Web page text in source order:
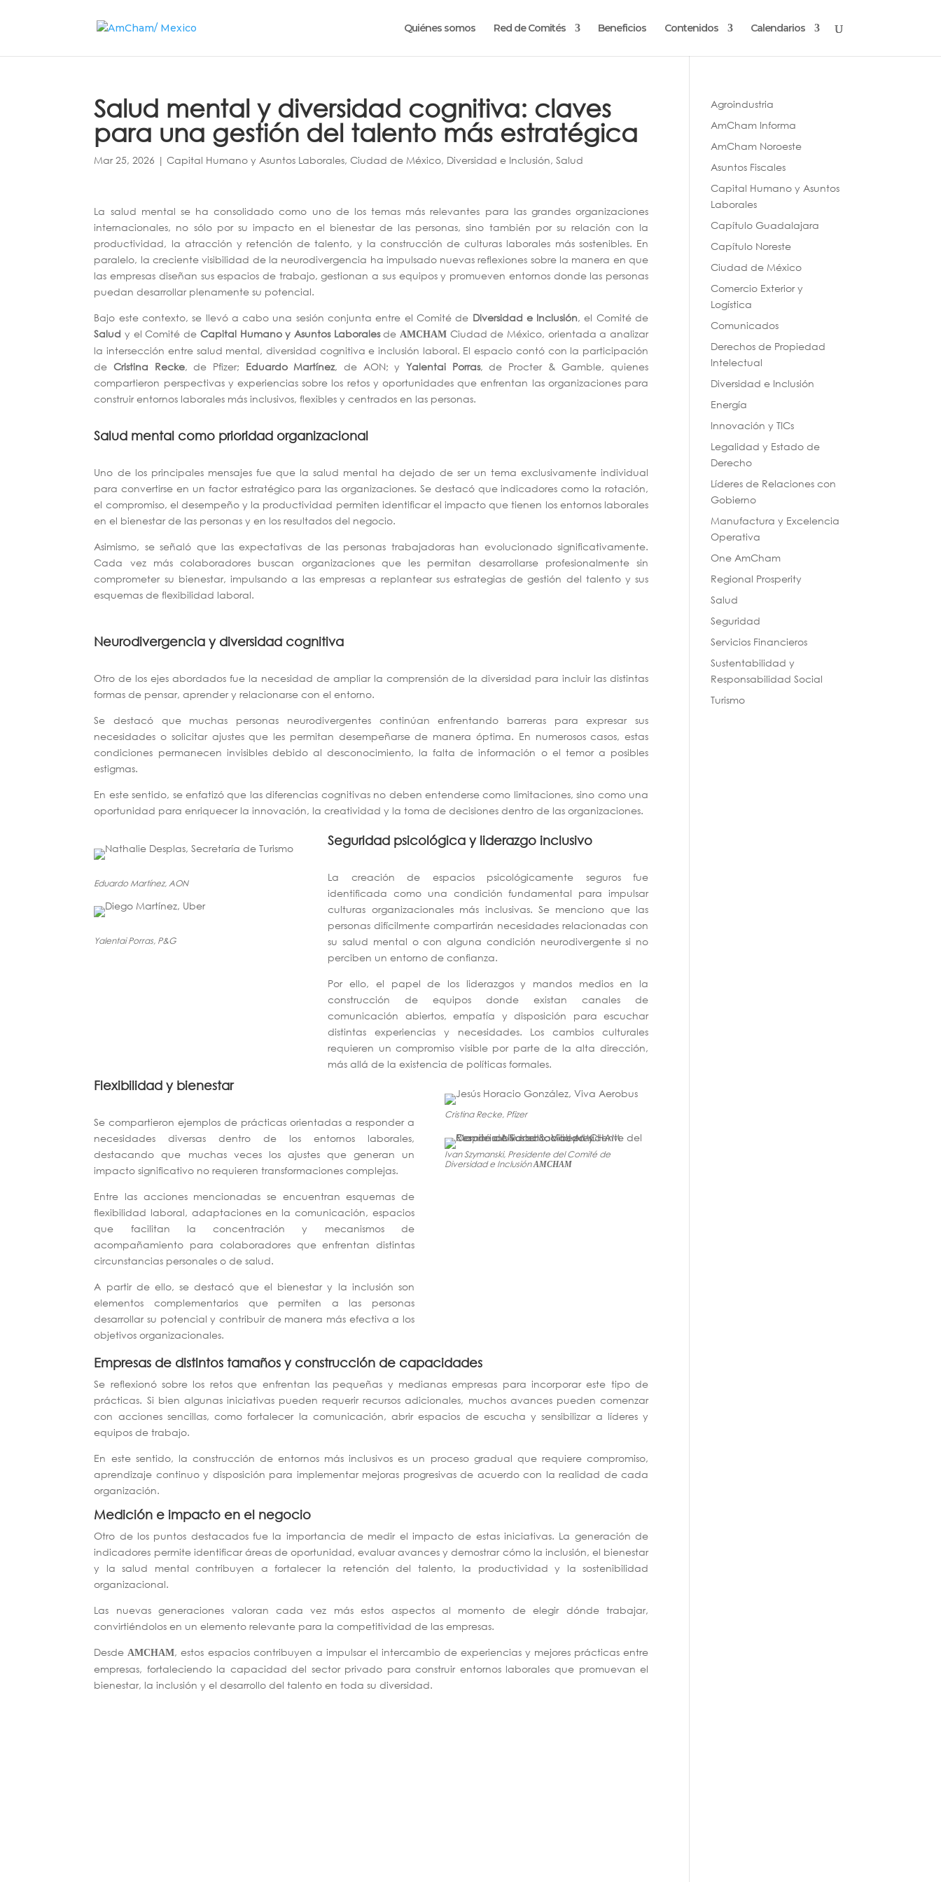
Quiénes somos Red de Comités Beneficios Contenidos Calendarios
Salud mental y diversidad cognitiva: claves
para una gestión del talento más estratégica
Mar 25, 2026 |Capital Humano y Asuntos Laborales,Ciudad de México, Diversidad e Inclusión,Salud
La salud mental se ha consolidado como uno de los temas más relevantes para las grandes organizaciones
internacionales, no sólo por su impacto en el bienestar de las personas, sino también por su relación con la
productividad, la atracción y retención de talento, y la construcción de culturas laborales más sostenibles. En
paralelo, la creciente visibilidad de la neurodivergencia ha impulsado nuevas reflexiones sobre la manera en que
las empresas diseñan sus espacios de trabajo, gestionan a sus equipos y promueven entornos donde las personas
puedan desarrollar plenamente su potencial.
Bajo este contexto, se llevó a cabo una sesión conjunta entre el Comité de Diversidad e Inclusión, el Comité de
Salud y el Comité de Capital Humano y Asuntos Laboralesde AMCHAM Ciudad de México, orientada a analizar
la intersección entre salud mental, diversidad cognitiva e inclusión laboral. El espacio contó con la participación
deCristina Recke, de Pfizer; Eduardo Martínez, de AON; yYalentai Porras, de Procter & Gamble, quienes
compartieron perspectivas y experiencias sobre los retos y oportunidades que enfrentan las organizaciones para
construir entornos laborales más inclusivos, flexibles y centrados en las personas.
Salud mental como prioridad organizacional
Uno de los principales mensajes fue que la salud mental ha dejado de ser un tema exclusivamente individual
para convertirse en un factor estratégico para las organizaciones. Se destacó que indicadores como la rotación,
el compromiso, el desempeño y la productividad permiten identificar el impacto que tienen los entornos laborales
en el bienestar de las personas y en los resultados del negocio.
Asimismo, se señaló que las expectativas de las personas trabajadoras han evolucionado significativamente.
Cada vez más colaboradores buscan organizaciones que les permitan desarrollarse profesionalmente sin
comprometer su bienestar, impulsando a las empresas a replantear sus estrategias de gestión del talento y sus
esquemas de flexibilidad laboral.
Neurodivergencia y diversidad cognitiva
Otro de los ejes abordados fue la necesidad de ampliar la comprensión de la diversidad para incluir las distintas
formas de pensar, aprender y relacionarse con el entorno.
Se destacó que muchas personas neurodivergentes continúan enfrentando barreras para expresar sus
necesidades o solicitar ajustes que les permitan desempeñarse de manera óptima. En numerosos casos, estas
condiciones permanecen invisibles debido al desconocimiento, la falta de información o el temor a posibles
estigmas.
En este sentido, se enfatizó que las diferencias cognitivas no deben entenderse como limitaciones, sino como una
oportunidad para enriquecer la innovación, la creatividad y la toma de decisiones dentro de las organizaciones.
Eduardo Martínez, AON
Yalentai Porras, P&G
Seguridad psicológica y liderazgo inclusivo
La creación de espacios psicológicamente seguros fue
identificada como una condición fundamental para impulsar
culturas organizacionales más inclusivas. Se menciono que las
personas difícilmente compartirán necesidades relacionadas con
su salud mental o con alguna condición neurodivergente si no
perciben un entorno de confianza.
Por ello, el papel de los liderazgos y mandos medios en la
construcción de equipos donde existan canales de
comunicación abiertos, empatía y disposición para escuchar
distintas experiencias y necesidades. Los cambios culturales
requieren un compromiso visible por parte de la alta dirección,
más allá de la existencia de políticas formales.
Flexibilidad y bienestar
Se compartieron ejemplos de prácticas orientadas a responder a
necesidades diversas dentro de los entornos laborales,
destacando que muchas veces los ajustes que generan un
impacto significativo no requieren transformaciones complejas.
Entre las acciones mencionadas se encuentran esquemas de
flexibilidad laboral, adaptaciones en la comunicación, espacios
que facilitan la concentración y mecanismos de
acompañamiento para colaboradores que enfrentan distintas
circunstancias personales o de salud.
A partir de ello, se destacó que el bienestar y la inclusión son
elementos complementarios que permiten a las personas
desarrollar su potencial y contribuir de manera más efectiva a los
objetivos organizacionales.
Cristina Recke, Pfizer
Ivan Szymanski, Presidente del Comité de
Diversidad e InclusiónAMCHAM
Empresas de distintos tamaños y construcción de capacidades
Se reflexionó sobre los retos que enfrentan las pequeñas y medianas empresas para incorporar este tipo de
prácticas. Si bien algunas iniciativas pueden requerir recursos adicionales, muchos avances pueden comenzar
con acciones sencillas, como fortalecer la comunicación, abrir espacios de escucha y sensibilizar a líderes y
equipos de trabajo.
En este sentido, la construcción de entornos más inclusivos es un proceso gradual que requiere compromiso,
aprendizaje continuo y disposición para implementar mejoras progresivas de acuerdo con la realidad de cada
organización.
Medición e impacto en el negocio
Otro de los puntos destacados fue la importancia de medir el impacto de estas iniciativas. La generación de
indicadores permite identificar áreas de oportunidad, evaluar avances y demostrar cómo la inclusión, el bienestar
y la salud mental contribuyen a fortalecer la retención del talento, la productividad y la sostenibilidad
organizacional.
Las nuevas generaciones valoran cada vez más estos aspectos al momento de elegir dónde trabajar,
convirtiéndolos en un elemento relevante para la competitividad de las empresas.
Desde AMCHAM, estos espacios contribuyen a impulsar el intercambio de experiencias y mejores prácticas entre
empresas, fortaleciendo la capacidad del sector privado para construir entornos laborales que promuevan el
bienestar, la inclusión y el desarrollo del talento en toda su diversidad.
Agroindustria
AmCham Informa
AmCham Noroeste
Asuntos Fiscales
Capital Humano y Asuntos
Laborales
Capítulo Guadalajara
Capítulo Noreste
Ciudad de México
Comercio Exterior y
Logística
Comunicados
Derechos de Propiedad
Intelectual
Diversidad e Inclusión
Energía
Innovación y TICs
Legalidad y Estado de
Derecho
Líderes de Relaciones con
Gobierno
Manufactura y Excelencia
Operativa
One AmCham
Regional Prosperity
Salud
Seguridad
Servicios Financieros
Sustentabilidad y
Responsabilidad Social
Turismo